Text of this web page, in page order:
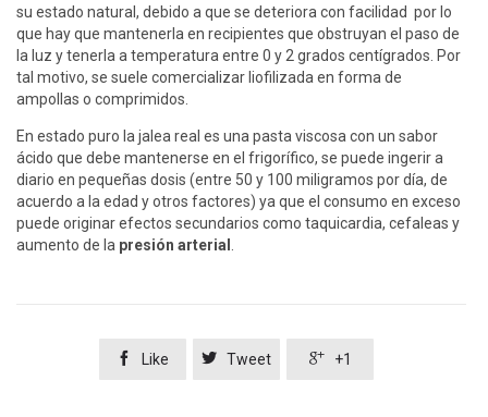
su estado natural, debido a que se deteriora con facilidad por lo
que hay que mantenerla en recipientes que obstruyan el paso de
la luz y tenerla a temperatura entre 0 y 2 grados centígrados. Por
tal motivo, se suele comercializar liofilizada en forma de
ampollas o comprimidos.
En estado puro la jalea real es una pasta viscosa con un sabor
ácido que debe mantenerse en el frigorífico, se puede ingerir a
diario en pequeñas dosis (entre 50 y 100 miligramos por día, de
acuerdo a la edad y otros factores) ya que el consumo en exceso
puede originar efectos secundarios como taquicardia, cefaleas y
aumento de la presión arterial
 Like  Tweet  +1